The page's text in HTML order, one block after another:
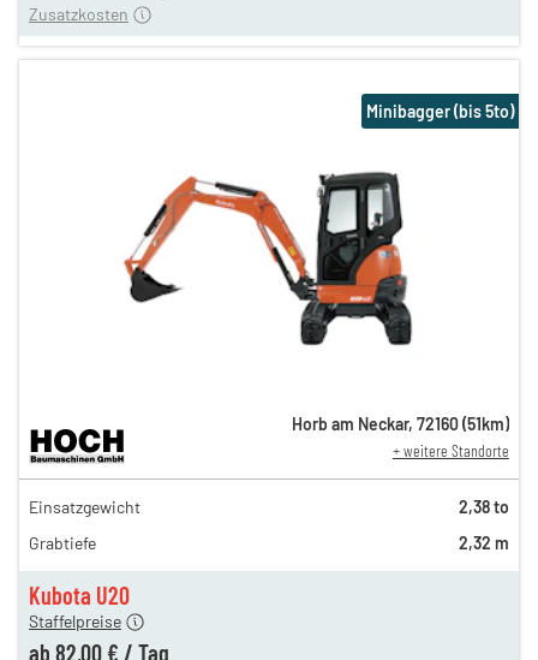
Zusatzkosten
Kubota U20
141,00 €
117,00 €
98,00 €
Staffelpreise
ab 82,00 € / Tag
12,00 €
Minibagger (bis 5to)
Horb am Neckar, 72160(51km)
+ weitere Standorte
Einsatzgewicht
2,38 to
Grabtiefe
2,32 m